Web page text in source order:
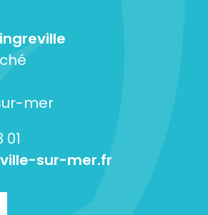
mer
01
sur-mer.fr